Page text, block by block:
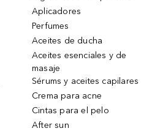
Aplicadores
Perfumes
Aceites de ducha
Aceites esenciales y de
masaje
Sérums y aceites capilares
Crema para acne
Cintas para el pelo
After sun